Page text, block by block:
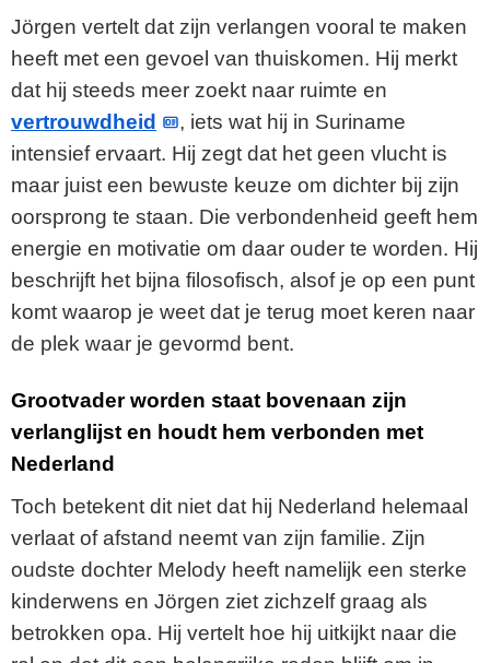
Jörgen vertelt dat zijn verlangen vooral te maken
heeft met een gevoel van thuiskomen. Hij merkt
dat hij steeds meer zoekt naar ruimte en
vertrouwdheid
, iets wat hij in Suriname
intensief ervaart. Hij zegt dat het geen vlucht is
maar juist een bewuste keuze om dichter bij zijn
oorsprong te staan. Die verbondenheid geeft hem
energie en motivatie om daar ouder te worden. Hij
beschrijft het bijna filosofisch, alsof je op een punt
komt waarop je weet dat je terug moet keren naar
de plek waar je gevormd bent.
Grootvader worden staat bovenaan zijn
verlanglijst en houdt hem verbonden met
Nederland
Toch betekent dit niet dat hij Nederland helemaal
verlaat of afstand neemt van zijn familie. Zijn
oudste dochter Melody heeft namelijk een sterke
kinderwens en Jörgen ziet zichzelf graag als
betrokken opa. Hij vertelt hoe hij uitkijkt naar die